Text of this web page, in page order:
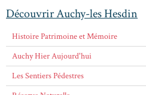
Découvrir Auchy-les Hesdin
Histoire Patrimoine et Mémoire
Auchy Hier Aujourd'hui
Les Sentiers Pédestres